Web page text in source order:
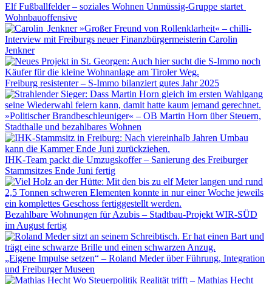
Elf Fußballfelder – soziales Wohnen Unmüssig-Gruppe startet
Wohnbauoffensive
»Großer Freund von Rollenklarheit« – chilli-
Interview mit Freiburgs neuer Finanzbürgermeisterin Carolin
Jenkner
Freiburg resistenter – S-Immo bilanziert gutes Jahr 2025
»Politischer Brandbeschleuniger« – OB Martin Horn über Steuern,
Stadthalle und bezahlbares Wohnen
IHK-Team packt die Umzugskoffer – Sanierung des Freiburger
Stammsitzes Ende Juni fertig
Bezahlbare Wohnungen für Azubis – Stadtbau-Projekt WIR-SÜD
im August fertig
„Eigene Impulse setzen“ – Roland Meder über Führung, Integration
und Freiburger Museen
Wo Steuerpolitik Realität trifft – Mathias Hecht